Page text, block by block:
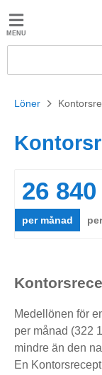
Jobted
Löner
Löner >
26
per månad
Medellönen för
per månad (322
mindre än den
En